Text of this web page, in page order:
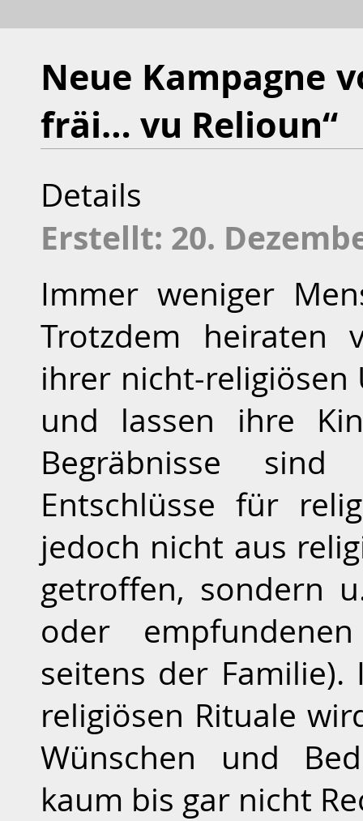
Neue Kampagne
fräi… vu Relioun“
Details
Erstellt: 20.
Immer weniger
Trotzdem heiraten
ihrer nicht-religiösen
und lassen ihre
Begräbnisse
Entschlüsse für
jedoch nicht aus
getroffen, sondern
oder
seitens der
religiösen Rituale
Wünschen und
kaum bis gar nicht